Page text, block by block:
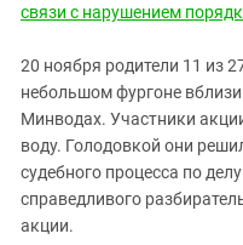
Чечня
Южный Кавказ
ЮФО
связи с нарушением
20 ноября родители 11 из
небольшом фургоне
Минводах. Участники
воду. Голодовкой они
судебного процесса по
справедливого
акции.